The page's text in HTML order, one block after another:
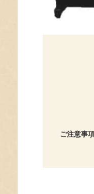
ご注意事